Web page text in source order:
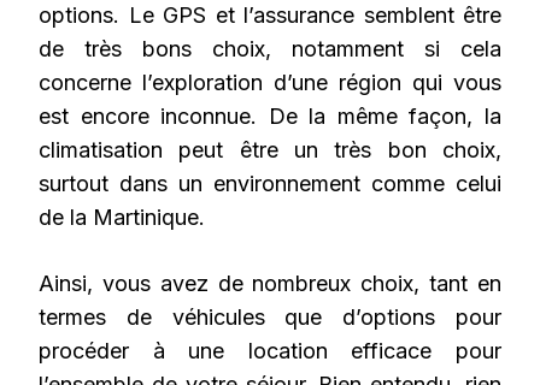
options. Le GPS et l’assurance semblent être
de très bons choix, notamment si cela
concerne l’exploration d’une région qui vous
est encore inconnue. De la même façon, la
climatisation peut être un très bon choix,
surtout dans un environnement comme celui
de la Martinique.
Ainsi, vous avez de nombreux choix, tant en
termes de véhicules que d’options pour
procéder à une location efficace pour